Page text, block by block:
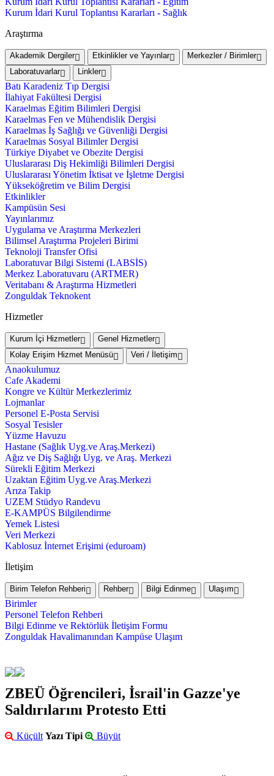
Kurum İdari Kurul Toplantısı Kararları - Sağlık
Araştırma
Akademik Dergiler Etkinlikler ve Yayınlar
Merkezler / Birimler
Laboratuvarlar
Linkler
Batı Karadeniz Tıp Dergisi
İlahiyat Fakültesi Dergisi
Karaelmas Eğitim Bilimleri Dergisi
Karaelmas Fen ve Mühendislik Dergisi
Karaelmas İş Sağlığı ve Güvenliği Dergisi
Karaelmas Sosyal Bilimler Dergisi
Türkiye Diyabet ve Obezite Dergisi
Uluslararası Diş Hekimliği Bilimleri Dergisi
Uluslararası Yönetim İktisat ve İşletme Dergisi
Yükseköğretim ve Bilim Dergisi
Etkinlikler
Kampüsün Sesi
Yayınlarımız
Uygulama ve Araştırma Merkezleri
Bilimsel Araştırma Projeleri Birimi
Teknoloji Transfer Ofisi
Laboratuvar Bilgi Sistemi (LABSİS)
Merkez Laboratuvaru (ARTMER)
Veritabanı & Araştırma Hizmetleri
Zonguldak Teknokent
Hizmetler
Kurum İçi Hizmetler
Genel Hizmetler
Kolay Erişim Hizmet Menüsü
Veri / İletişim
Anaokulumuz
Cafe Akademi
Kongre ve Kültür Merkezlerimiz
Lojmanlar
Personel E-Posta Servisi
Sosyal Tesisler
Yüzme Havuzu
Hastane (Sağlık Uyg.ve Araş.Merkezi)
Ağız ve Diş Sağlığı Uyg. ve Araş. Merkezi
Sürekli Eğitim Merkezi
Uzaktan Eğitim Uyg.ve Araş.Merkezi
Arıza Takip
UZEM Stüdyo Randevu
E-KAMPÜS Bilgilendirme
Yemek Listesi
Veri Merkezi
Kablosuz İnternet Erişimi (eduroam)
İletişim
Birim Telefon Rehberi Rehber Bilgi Edinme Ulaşım
Birimler
Personel Telefon Rehberi
Bilgi Edinme ve Rektörlük İletişim Formu
Zonguldak Havalimanından Kampüse Ulaşım
ZBEÜ Öğrencileri, İsrail'in Gazze'ye
Saldırılarını Protesto Etti
Küçült Yazı Tipi Büyüt